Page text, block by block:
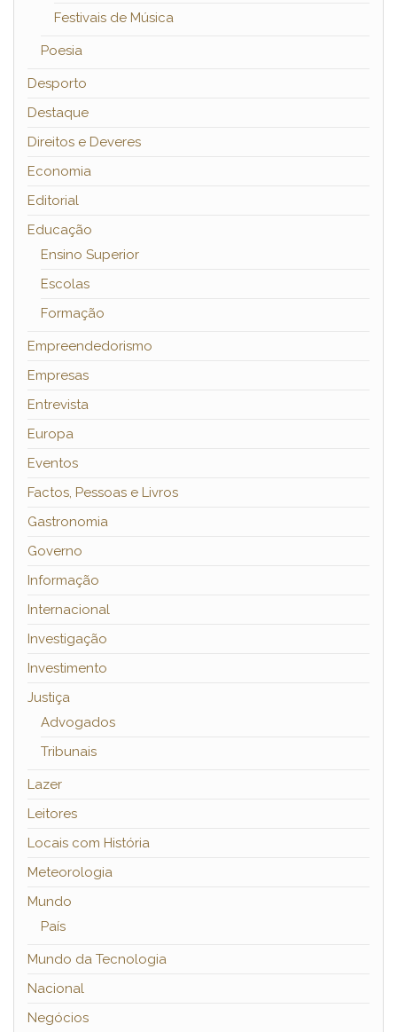
Festivais de Música
Poesia
Desporto
Destaque
Direitos e Deveres
Economia
Editorial
Educação
Ensino Superior
Escolas
Formação
Empreendedorismo
Empresas
Entrevista
Europa
Eventos
Factos, Pessoas e Livros
Gastronomia
Governo
Informação
Internacional
Investigação
Investimento
Justiça
Advogados
Tribunais
Lazer
Leitores
Locais com História
Meteorologia
Mundo
País
Mundo da Tecnologia
Nacional
Negócios